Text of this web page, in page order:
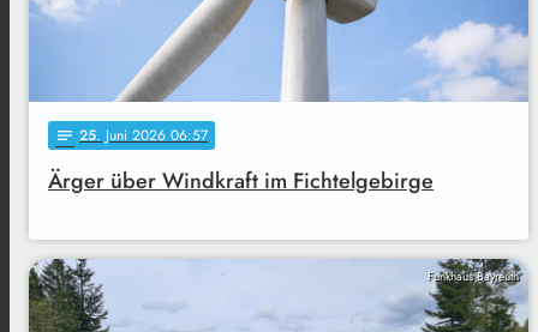
notes 25. Juni 2026 06:57
Ärger über Windkraft im Fichtelgebirge
Funkhaus Bayreuth